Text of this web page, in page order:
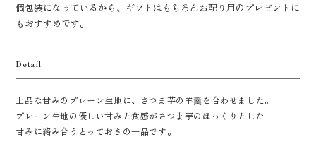
個包装になっているから、ギフトはもちろんお配り用のプレゼントに
もおすすめです。
Detail
上品な甘みのプレーン生地に、さつま芋の羊羹を合わせました。
プレーン生地の優しい甘みと食感がさつま芋のほっくりとした
甘みに絡み合うとっておきの一品です。